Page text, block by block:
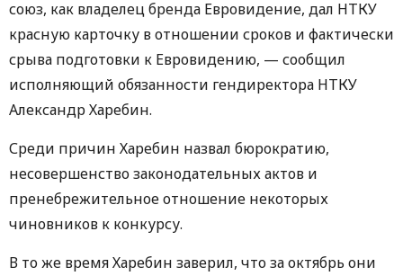
союз, как владелец бренда Евровидение, дал НТКУ
красную карточку в отношении сроков и фактически
срыва подготовки к Евровидению, — сообщил
исполняющий обязанности гендиректора НТКУ
Александр Харебин.
Среди причин Харебин назвал бюрократию,
несовершенство законодательных актов и
пренебрежительное отношение некоторых
чиновников к конкурсу.
В то же время Харебин заверил, что за октябрь они